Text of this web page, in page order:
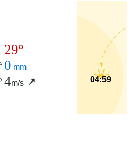
29°
0 mm
4m/s 04:59